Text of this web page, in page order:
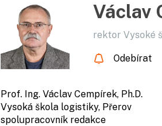
Václav
rektor Vysoké
Odebírat
Prof. Ing. Václav Cempírek, Ph.D.
Vysoká škola logistiky, Přerov
spolupracovník redakce